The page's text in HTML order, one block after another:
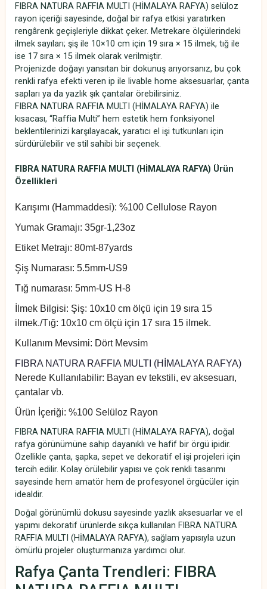
FIBRA NATURA RAFFIA MULTI (HİMALAYA RAFYA) selüloz
rayon içeriği sayesinde, doğal bir rafya etkisi yaratırken
rengârenk geçişleriyle dikkat çeker. Metrekare ölçülerindeki
ilmek sayıları; şiş ile 10×10 cm için 19 sıra × 15 ilmek, tığ ile
ise 17 sıra × 15 ilmek olarak verilmiştir.
Projenizde doğayı yansıtan bir dokunuş arıyorsanız, bu çok
renkli rafya efekti veren ip ile livable home aksesuarlar, çanta
sapları ya da yazlık şık çantalar örebilirsiniz.
FIBRA NATURA RAFFIA MULTI (HİMALAYA RAFYA) ile
kısacası, “Raffia Multi” hem estetik hem fonksiyonel
beklentilerinizi karşılayacak, yaratıcı el işi tutkunları için
sürdürülebilir ve stil sahibi bir seçenek.
FIBRA NATURA RAFFIA MULTI (HİMALAYA RAFYA) Ürün
Özellikleri
Karışımı (Hammaddesi): %100 Cellulose Rayon
Yumak Gramajı: 35gr-1,23oz
Etiket Metrajı: 80mt-87yards
Şiş Numarası: 5.5mm-US9
Tığ numarası: 5mm-US H-8
İlmek Bilgisi: Şiş: 10x10 cm ölçü için 19 sıra 15
ilmek./Tığ: 10x10 cm ölçü için 17 sıra 15 ilmek.
Kullanım Mevsimi: Dört Mevsim
FIBRA NATURA RAFFIA MULTI (HİMALAYA RAFYA)
Nerede Kullanılabilir: Bayan ev tekstili, ev aksesuarı,
çantalar vb.
Ürün İçeriği: %100 Selüloz Rayon
FIBRA NATURA RAFFIA MULTI (HİMALAYA RAFYA), doğal
rafya görünümüne sahip dayanıklı ve hafif bir örgü ipidir.
Özellikle çanta, şapka, sepet ve dekoratif el işi projeleri için
tercih edilir. Kolay örülebilir yapısı ve çok renkli tasarımı
sayesinde hem amatör hem de profesyonel örgücüler için
idealdir.
Doğal görünümlü dokusu sayesinde yazlık aksesuarlar ve el
yapımı dekoratif ürünlerde sıkça kullanılan FIBRA NATURA
RAFFIA MULTI (HİMALAYA RAFYA), sağlam yapısıyla uzun
ömürlü projeler oluşturmanıza yardımcı olur.
Rafya Çanta Trendleri: FIBRA